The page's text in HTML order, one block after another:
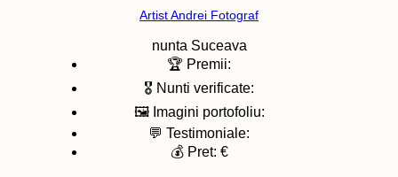
Artist Andrei Fotograf
nunta Suceava
🏆 Premii:
🎖️ Nunti verificate:
🖼️ Imagini portofoliu:
💬 Testimoniale:
💰 Pret: €